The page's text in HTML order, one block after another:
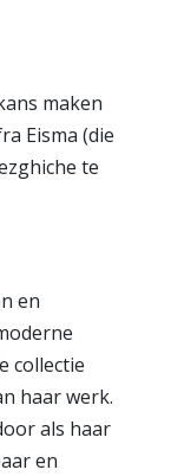
maken
Eisma (die
te
en
collectie
haar werk.
als haar
en